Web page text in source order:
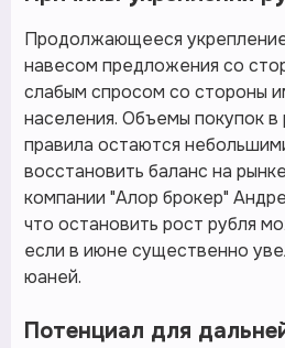
Продолжающееся укрепление
навесом предложения со
слабым спросом со стороны
населения. Объемы покупок
правила остаются
восстановить баланс на
компании "Алор брокер"
что остановить рост рубля
если в июне существенно
юаней.
Потенциал для